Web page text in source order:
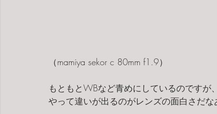
（mamiya sekor c 80mm f1.9）
もともとWBなど青めにしているのです
やって違いが出るのがレンズの面白さだな